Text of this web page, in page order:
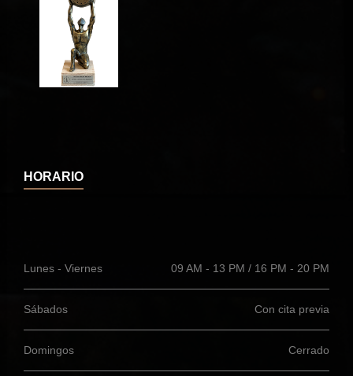
HORARIO
Lunes - Viernes 09 AM - 13 PM / 16 PM - 20 PM
Sábados Con cita previa
Domingos Cerrado